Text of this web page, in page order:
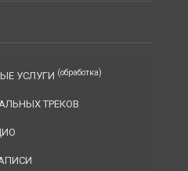
УСЛУГИ (обработка)
ТРЕКОВ